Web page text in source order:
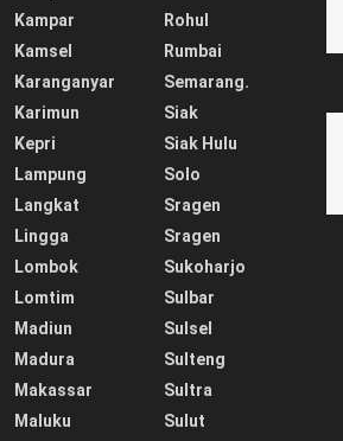
Kampar
Kamsel
Karanganyar
Karimun
Kepri
Lampung
Langkat
Lingga
Lombok
Lomtim
Madiun
Madura
Makassar
Maluku
Rohul
Rumbai
Semarang.
Siak
Siak Hulu
Solo
Sragen
Sragen
Sukoharjo
Sulbar
Sulsel
Sulteng
Sultra
Sulut